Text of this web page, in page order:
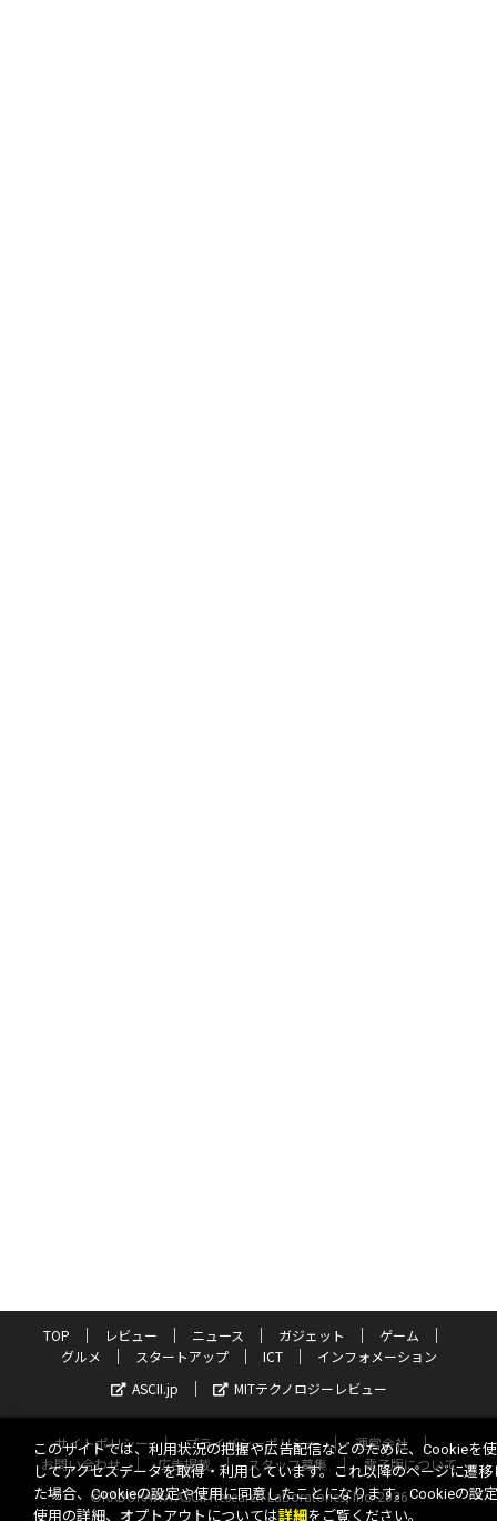
TOP レビュー ニュース ガジェット
ゲーム
グルメ
スタートアップ ICT
インフォメーション
ASCII.jp
MITテクノロジーレビュー
サイトポリシー プライバシーポリシー
運営会社
お問い合わせ
広告掲載 スタッフ募集
電子版について
©KADOKAWA ASCII Research Laboratories, Inc. 2026
このサイトでは、利用状況の把握や広告配信などのために、Cookieを
してアクセスデータを取得・利用しています。これ以降のページに遷移
た場合、Cookieの設定や使用に同意したことになります。Cookieの設
使用の詳細、オプトアウトについては詳細 をご覧ください。